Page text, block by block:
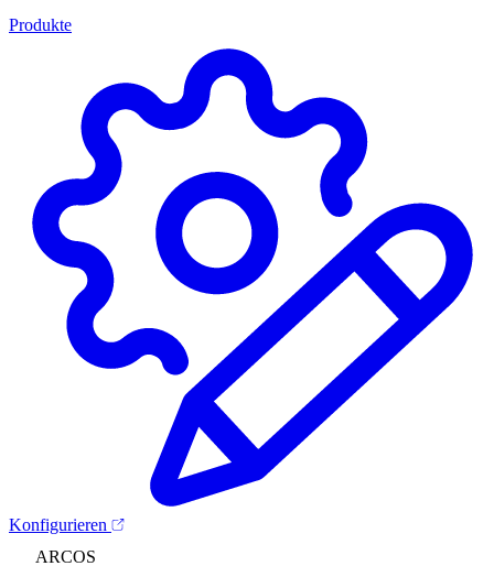
Produkte
Konfigurieren
ARCOS